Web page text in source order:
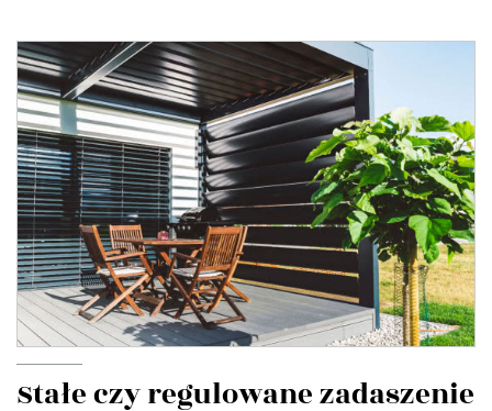
Stałe czy regulowane zadaszenie